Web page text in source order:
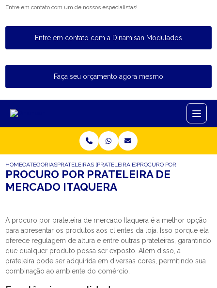
Entre em contato com um de nossos especialistas!
Entre em contato com a Dinamisan Modulados
Faça seu orçamento agora mesmo
HOMECATEGORIASPRATELEIRAS DE MERCADOPRATELEIRA EXPOSITORA MERCADO
PROCURO POR PRATELEIRA
PROCURO POR PRATELEIRA DE
MERCADO ITAQUERA
A procuro por prateleira de mercado Itaquera é a melhor opção
para apresentar os produtos aos clientes da loja. Isso porque ela
oferece regulagem de altura e entre outras prateleiras, garantindo
que qualquer produto possa ser exposto. Além disso, a
prateleira pode ser adquirida em diversas cores, permitindo sua
combinação ao ambiente do comércio.